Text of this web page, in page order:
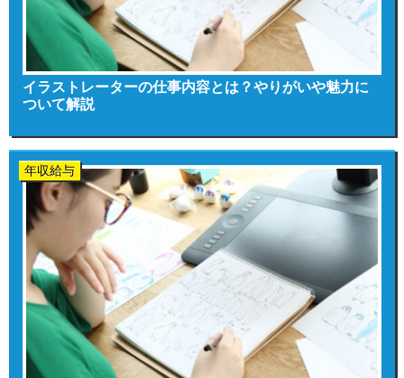
イラストレーターの仕事内容とは？やりがいや魅力に
ついて解説
年収給与